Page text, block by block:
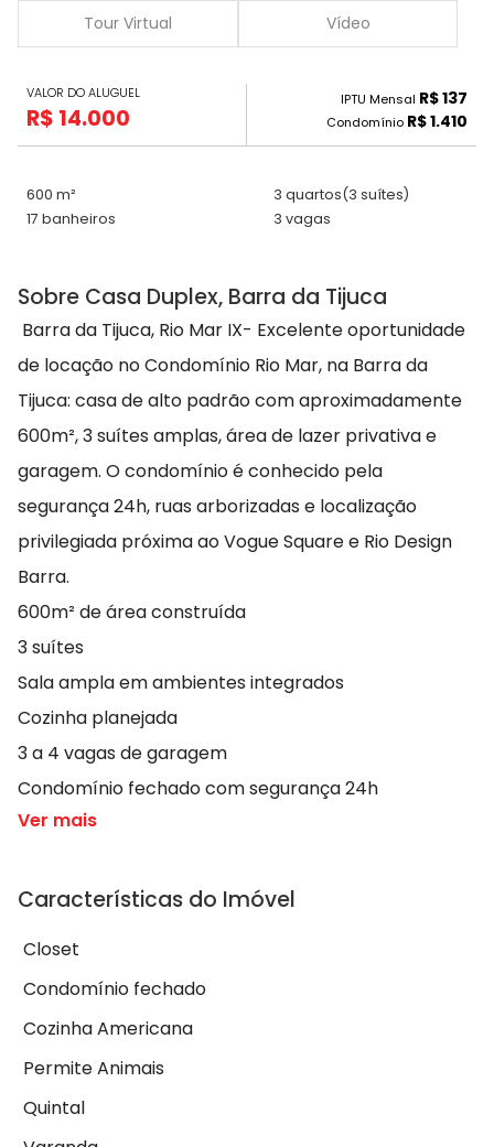
Tour Virtual Vídeo
VALOR DO ALUGUEL
R$ 14.000
IPTU Mensal R$ 137
Condomínio R$ 1.410
600 m² 3 quartos(3 suítes)
17 banheiros
3 vagas
Sobre Casa Duplex, Barra da Tijuca
Barra da Tijuca, Rio Mar IX- Excelente oportunidade
de locação no Condomínio Rio Mar, na Barra da
Tijuca: casa de alto padrão com aproximadamente
600m², 3 suítes amplas, área de lazer privativa e
garagem. O condomínio é conhecido pela
segurança 24h, ruas arborizadas e localização
privilegiada próxima ao Vogue Square e Rio Design
Barra.
600m² de área construída
3 suítes
Sala ampla em ambientes integrados
Cozinha planejada
3 a 4 vagas de garagem
Condomínio fechado com segurança 24h
Ver mais
Características do Imóvel
Closet
Condomínio fechado
Cozinha Americana
Permite Animais
Quintal